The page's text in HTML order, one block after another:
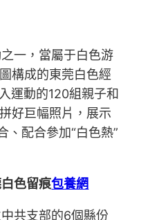
一，當屬于白色游
構成的東莞白色經
運動的120組親子和
好巨幅照片，展示
、配合參加“白色熱”
色留痕包養網
共支部的6個縣份